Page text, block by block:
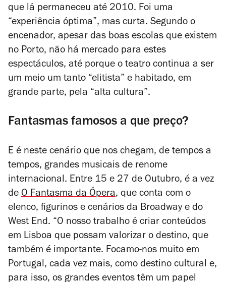
que lá permaneceu até 2010. Foi uma
“experiência óptima”, mas curta. Segundo o
encenador, apesar das boas escolas que existem
no Porto, não há mercado para estes
espectáculos, até porque o teatro continua a ser
um meio um tanto “elitista” e habitado, em
grande parte, pela “alta cultura”.
Fantasmas famosos a que preço?
E é neste cenário que nos chegam, de tempos a
tempos, grandes musicais de renome
internacional. Entre 15 e 27 de Outubro, é a vez
de O Fantasma da Ópera, que conta com o
elenco, figurinos e cenários da Broadway e do
West End. “O nosso trabalho é criar conteúdos
em Lisboa que possam valorizar o destino, que
também é importante. Focamo-nos muito em
Portugal, cada vez mais, como destino cultural e,
para isso, os grandes eventos têm um papel